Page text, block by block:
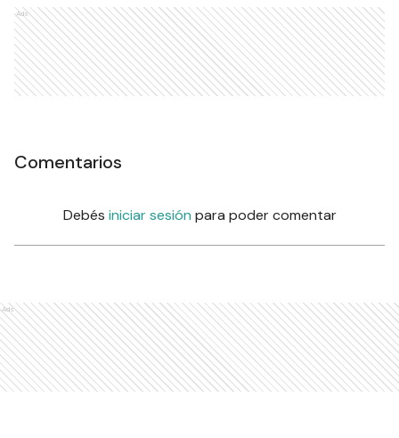
Ads
Comentarios
Debés iniciar sesión para poder comentar
Ads